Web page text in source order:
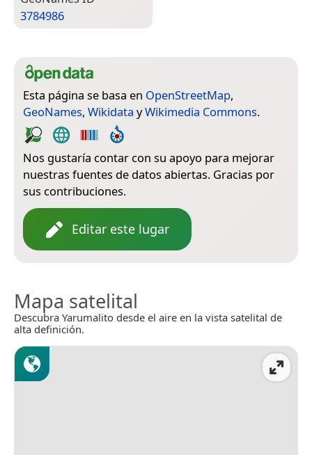
3784986
Esta página se basa en OpenStreetMap,
GeoNames, Wikidata yWikimedia Commons.
Nos gustaría contar con su apoyo para mejorar
nuestras fuentes de datos abiertas. Gracias por
sus contribuciones.
Editar este lugar
Mapa satelital
Descubra Yarumalito desde el aire en la vista satelital de
alta definición.